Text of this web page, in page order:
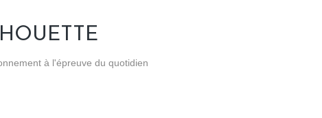
à l'épreuve du quotidien